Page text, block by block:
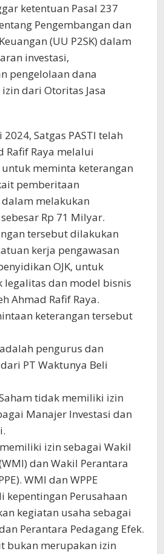
ketentuan Pasal 237
Pengembangan dan
(UU P2SK) dalam
investasi,
pengelolaan dana
dari Otoritas Jasa
Satgas PASTI telah
Rafif Raya melalui
meminta keterangan
pemberitaan
melakukan
Rp 71 Milyar.
tersebut dilakukan
kerja pengawasan
OJK, untuk
legalitas dan model bisnis
Ahmad Rafif Raya.
keterangan tersebut
pengurus dan
PT Waktunya Beli
tidak memiliki izin
Manajer Investasi dan
izin sebagai Wakil
dan Wakil Perantara
WMI dan WPPE
kepentingan Perusahaan
kegiatan usaha sebagai
Perantara Pedagang Efek.
bukan merupakan izin